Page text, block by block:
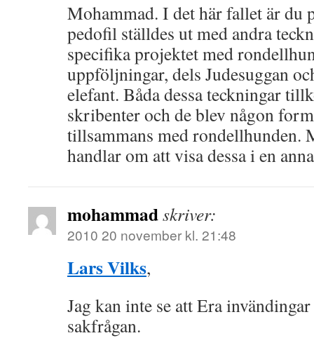
Mohammad. I det här fallet är du
pedofil ställdes ut med andra
specifika projektet med
uppföljningar, dels Judesuggan
elefant. Båda dessa teckningar
skribenter och de blev någon
tillsammans med
handlar om att visa dessa i en
mohammadskriver:
2010 20 november kl. 21:48
Lars Vilks,
Jag kan inte se att Era
sakfrågan.